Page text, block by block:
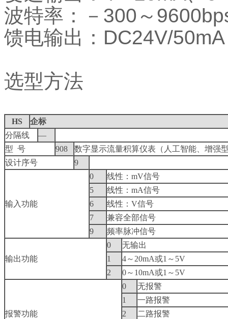
波特率：－300～
馈电输出：DC24V/50mA
选型方法
HS
企标
分隔线
—
型 号
908
数字显示流量积算仪表（人工智能、增强
设计序号
9
输入功能
0
线性：mV信号
5
线性：mA信号
6
线性：V信号
7
兼容全部信号
9
频率脉冲信号
输出功能
0
无输出
1
4～20mA或1～5V
2
0～10mA或1～5V
报警功能
0
无报警
1
一路报警
2
二路报警